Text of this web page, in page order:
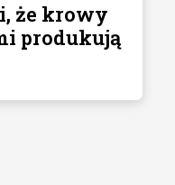
że krowy
produkują